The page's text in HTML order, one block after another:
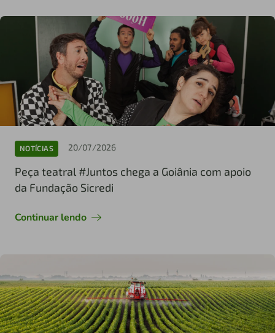
NOTÍCIAS 20/07/2026
Peça teatral #Juntos chega a Goiânia com apoio
da Fundação Sicredi
Continuar lendo